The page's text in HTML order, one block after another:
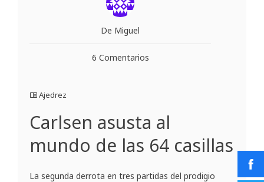
De Miguel
6 Comentarios
Ajedrez
Carlsen asusta al
mundo de las 64 casillas
La segunda derrota en tres partidas del prodigio